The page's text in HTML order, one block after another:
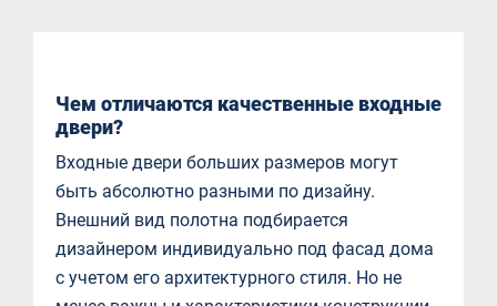
Чем отличаются качественные входные
двери?
Входные двери больших размеров могут
быть абсолютно разными по дизайну.
Внешний вид полотна подбирается
дизайнером индивидуально под фасад дома
с учетом его архитектурного стиля. Но не